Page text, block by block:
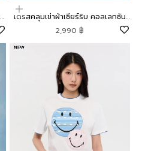
เลือกตัวเลือก
เดรสคลุมเข่าผ้าเชียร์ริบ คอลเลกชัน
Mild Moment
ราคาโปรโมชัน
2,990 ฿